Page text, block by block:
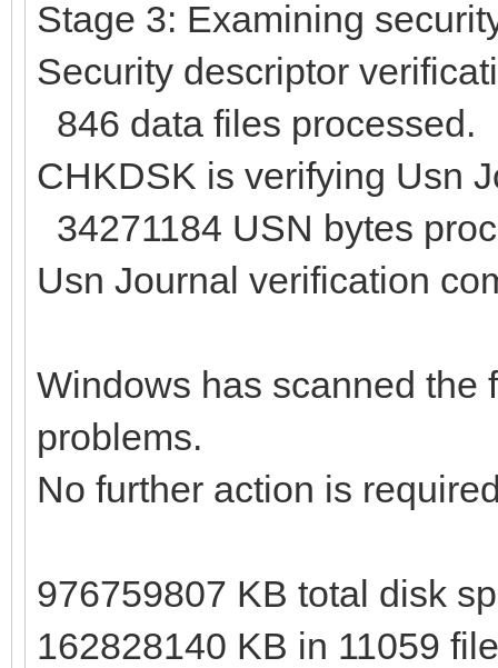
Stage 3: Examining
Security descriptor
846 data files processed.
CHKDSK is verifying Usn
34271184 USN bytes
Usn Journal verification
Windows has scanned the
problems.
No further action is
976759807 KB total disk
162828140 KB in 11059